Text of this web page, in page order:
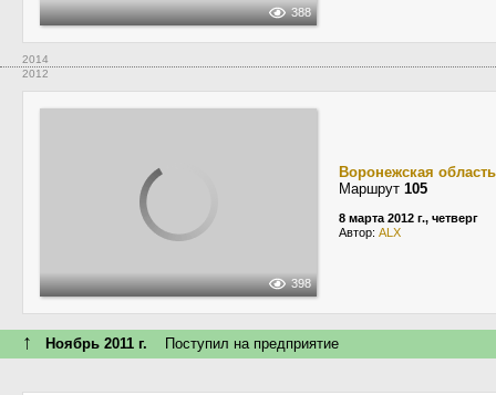
388
2014
2012
398
Воронежская область
Маршрут 105
8 марта 2012 г., четверг
Автор: ALX
↑ Ноябрь 2011 г. Поступил на предприятие